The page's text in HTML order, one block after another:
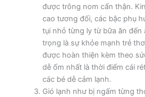
được trông nom cẩn thận.
cao tương đối, các bậc phụ
tụi nhỏ từng ly từ bữa ăn đến
trọng là sự khỏe mạnh trẻ
được hoàn thiện kèm theo
dễ ốm nhất là thời điểm cái
các bé dễ cảm lạnh.
Gió lạnh như bị ngấm từng